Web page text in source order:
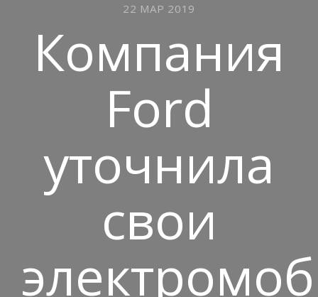
22 МАР 2019
Компания
Ford
уточнила
свои